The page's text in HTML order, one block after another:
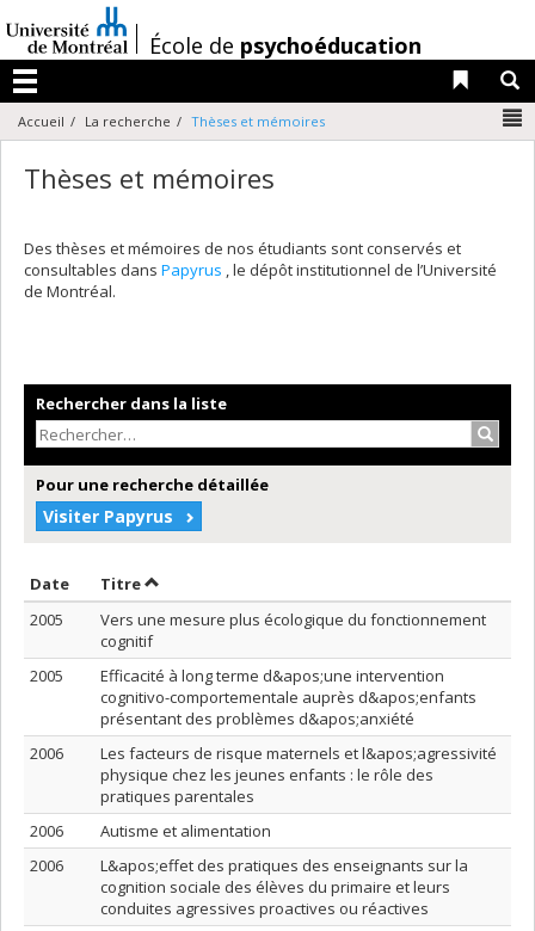
au
contenu
/École de psychoéducation
Menu
Liens
Accueil La recherche Thèses et mémoires
Thèses et mémoires
Des thèses et mémoires de nos étudiants sont conservés et
consultables dans Papyrus , le dépôt institutionnel de l’Université
de Montréal.
Rechercher dans la liste
Pour une recherche détaillée
Visiter Papyrus
Date Trier par date en ordre décroissant
TitreTrier par titre en ordre décroissant
2005
Vers une mesure plus écologique du fonctionnement
cognitif
2005
Efficacité à long terme d&apos;une intervention
cognitivo-comportementale auprès d&apos;enfants
présentant des problèmes d&apos;anxiété
2006
Les facteurs de risque maternels et l&apos;agressivité
physique chez les jeunes enfants : le rôle des
pratiques parentales
2006
Autisme et alimentation
2006
L&apos;effet des pratiques des enseignants sur la
cognition sociale des élèves du primaire et leurs
conduites agressives proactives ou réactives